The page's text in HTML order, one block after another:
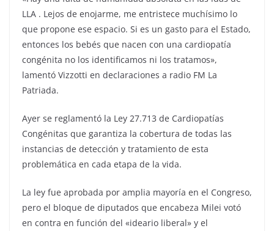
LLA . Lejos de enojarme, me entristece muchísimo lo
que propone ese espacio. Si es un gasto para el Estado,
entonces los bebés que nacen con una cardiopatía
congénita no los identificamos ni los tratamos»,
lamentó Vizzotti en declaraciones a radio FM La
Patriada.
Ayer se reglamentó la Ley 27.713 de Cardiopatías
Congénitas que garantiza la cobertura de todas las
instancias de detección y tratamiento de esta
problemática en cada etapa de la vida.
La ley fue aprobada por amplia mayoría en el Congreso,
pero el bloque de diputados que encabeza Milei votó
en contra en función del «ideario liberal» y el